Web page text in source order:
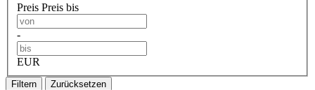
Preis Preis bis
-
EUR
Filtern Zurücksetzen